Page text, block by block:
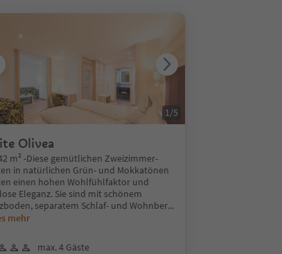
Olivea
m² -Diese gemütlichen Zweizimmer-
in natürlichen Grün- und Mokkatönen
einen hohen Wohlfühlfaktor und
Eleganz. Sie sind mit schönem
separatem Schlaf- und Wohnber...
mehr
max. 4 Gäste
1/5